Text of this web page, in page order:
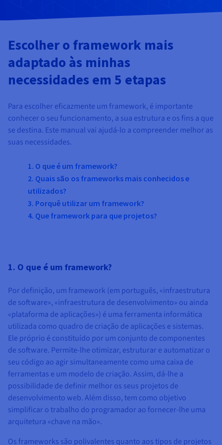
Disponibilidade por regiões
Roadmap & Changelog
Roadmap & Changelog
Escolher o framework mais
adaptado às minhas
necessidades em 5 etapas
Para escolher eficazmente um framework, é importante
conhecer o seu funcionamento, a sua estrutura e os fins a que
se destina. Este manual vai ajudá-lo a compreender melhor as
suas necessidades.
1. O que é um framework?
2. Quais são os frameworks mais conhecidos e
utilizados?
3. Porquê utilizar um framework?
4. Que framework para que projetos?
1. O que é um framework?
Por definição, um framework (em português, «infraestrutura
de software», «infraestrutura de desenvolvimento» ou ainda
«plataforma de aplicações») é uma ferramenta informática
utilizada como quadro de criação de aplicações e sistemas.
Ele próprio é constituído por um conjunto de componentes
de software. Permite-lhe otimizar, estruturar e automatizar o
seu código ao agir simultaneamente como uma caixa de
ferramentas e um modelo de criação. Assim, dá-lhe a
possibilidade de definir melhor os seus projetos de
desenvolvimento web. Além disso, tem como objetivo
simplificar o trabalho do programador ao fornecer-lhe uma
arquitetura «chave na mão».
Os frameworks são polivalentes quanto aos tipos de projetos